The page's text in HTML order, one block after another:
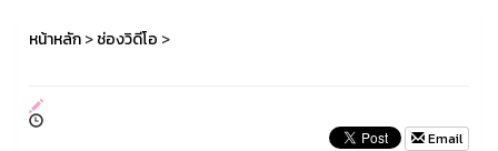
หน้าหลัก>ช่องวิดีโอ >
Email